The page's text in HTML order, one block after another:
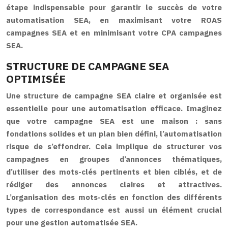
étape indispensable pour garantir le succès de votre
automatisation SEA, en maximisant votre ROAS
campagnes SEA et en minimisant votre CPA campagnes
SEA.
STRUCTURE DE CAMPAGNE SEA
OPTIMISÉE
Une structure de campagne SEA claire et organisée est
essentielle pour une automatisation efficace. Imaginez
que votre campagne SEA est une maison : sans
fondations solides et un plan bien défini, l’automatisation
risque de s’effondrer. Cela implique de structurer vos
campagnes en groupes d’annonces thématiques,
d’utiliser des mots-clés pertinents et bien ciblés, et de
rédiger des annonces claires et attractives.
L’organisation des mots-clés en fonction des différents
types de correspondance est aussi un élément crucial
pour une gestion automatisée SEA.